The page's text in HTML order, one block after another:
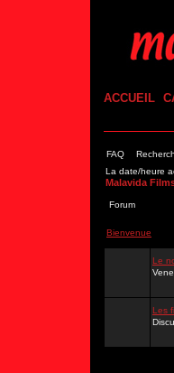
ACCUEIL
FAQ
La date/heure
Malavida
Forum
Bienvenue
Le
Les